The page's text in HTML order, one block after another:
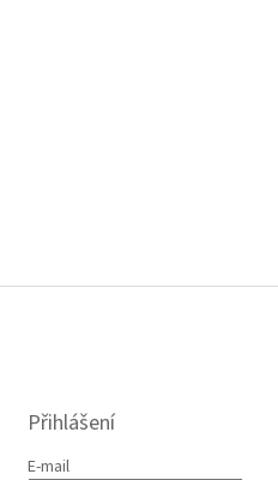
Přihlášení
E-mail